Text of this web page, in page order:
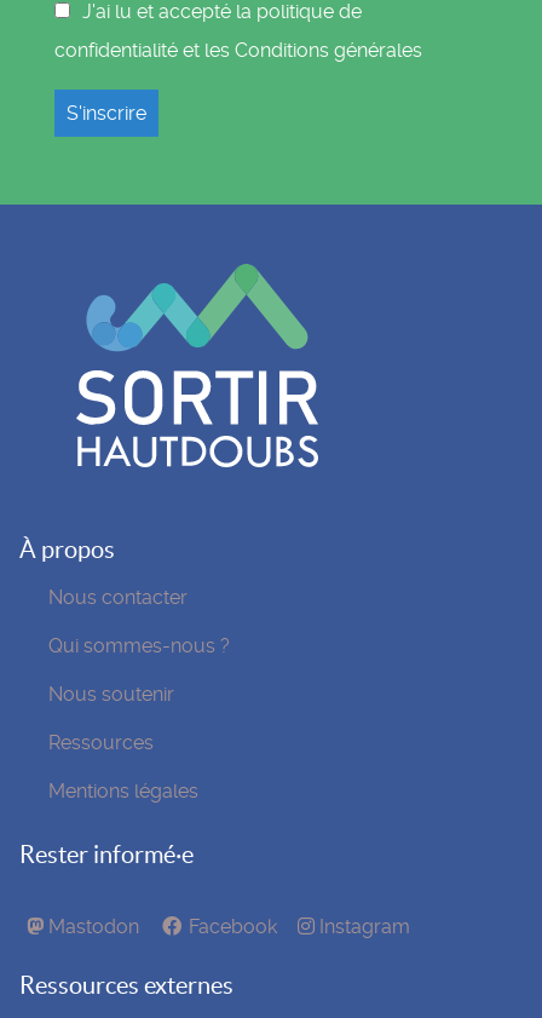
J'ai lu et accepté la politique de
confidentialité et les Conditions générales
À propos
Nous contacter
Qui sommes-nous ?
Nous soutenir
Ressources
Mentions légales
Rester informé·e
Mastodon Facebook Instagram
Ressources externes